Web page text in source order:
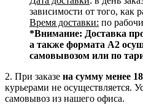
зависимости от того, как
Время доставки: по
*Внимание: Доставка
а также формата А2
самовывозом или по
2. При заказе на сумму менее
курьерами не осуществляется.
самовывоз из нашего офиса.